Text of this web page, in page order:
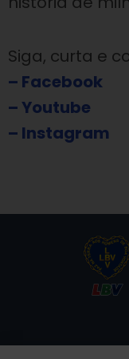
Siga, curta e
– Facebook
– Youtube
– Instagram